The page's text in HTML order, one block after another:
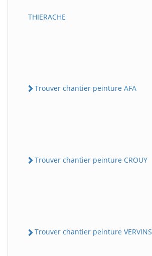
THIERACHE
Trouver chantier peinture AFA
Trouver chantier peinture CROUY
Trouver chantier peinture VERVINS